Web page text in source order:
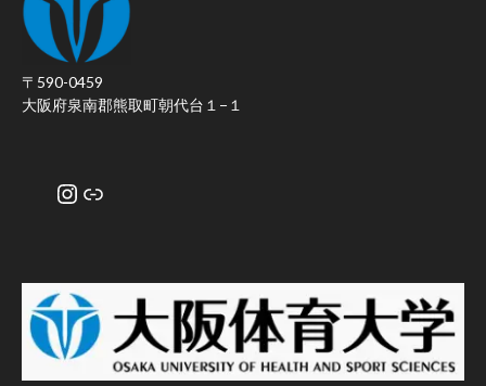
〒590-0459
大阪府泉南郡熊取町朝代台１−１
Instagram
リンク